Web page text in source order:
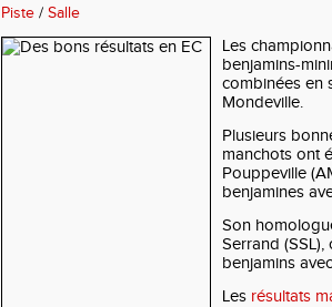
Piste / Salle
Les
benjamins-
combinées en
Mondeville.
Plusieurs
manchots ont
Pouppeville
benjamines
Son
Serrand
benjamins
Les résultats